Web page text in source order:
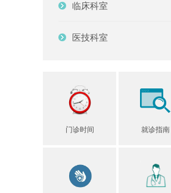
临床科室
医技科室
门诊时间 就诊指南